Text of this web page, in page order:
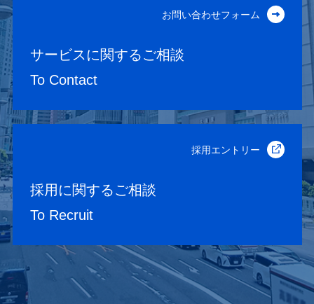
お問い合わせフォーム
サービスに関するご相談
To Contact
採用エントリー
採用に関するご相談
To Recruit